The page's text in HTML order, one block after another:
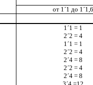
от 1 ´1 до 1 ´1,6
1 ´1 = 1
2´2 = 4
1 ´1 = 1
2´2 = 4
2´4 = 8
2´2 = 4
2´4 = 8